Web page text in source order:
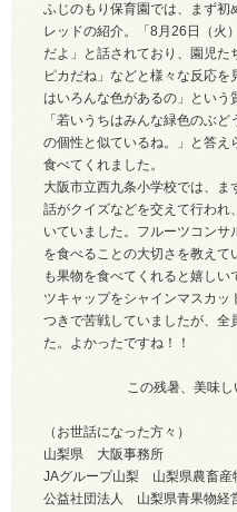
ふじのもり保育園では、まず
レッドの紹介。「8月26日（火
だよ」と話されており、園児た
ピカだね」などと様々な反応
はいろんな色があるの」という
「若いうちはみんな緑色のぶ
の個性と似ているね。」と答え
食べてくれました。
大阪市立西九条小学校では、
話がクイズなどを交えて行われ
いていました。フルーツコン
を食べることの大切さを教え
も果物を食べてくれると嬉し
ツキャップをシャインマスカ
つきで苦戦していましたが、全
た。よかったですね！！
この残暑、美味
（お世話になった方々）
山梨県 大阪事務所
JAグループ山梨 山梨県農畜産
公益社団法人 山梨県青果物経